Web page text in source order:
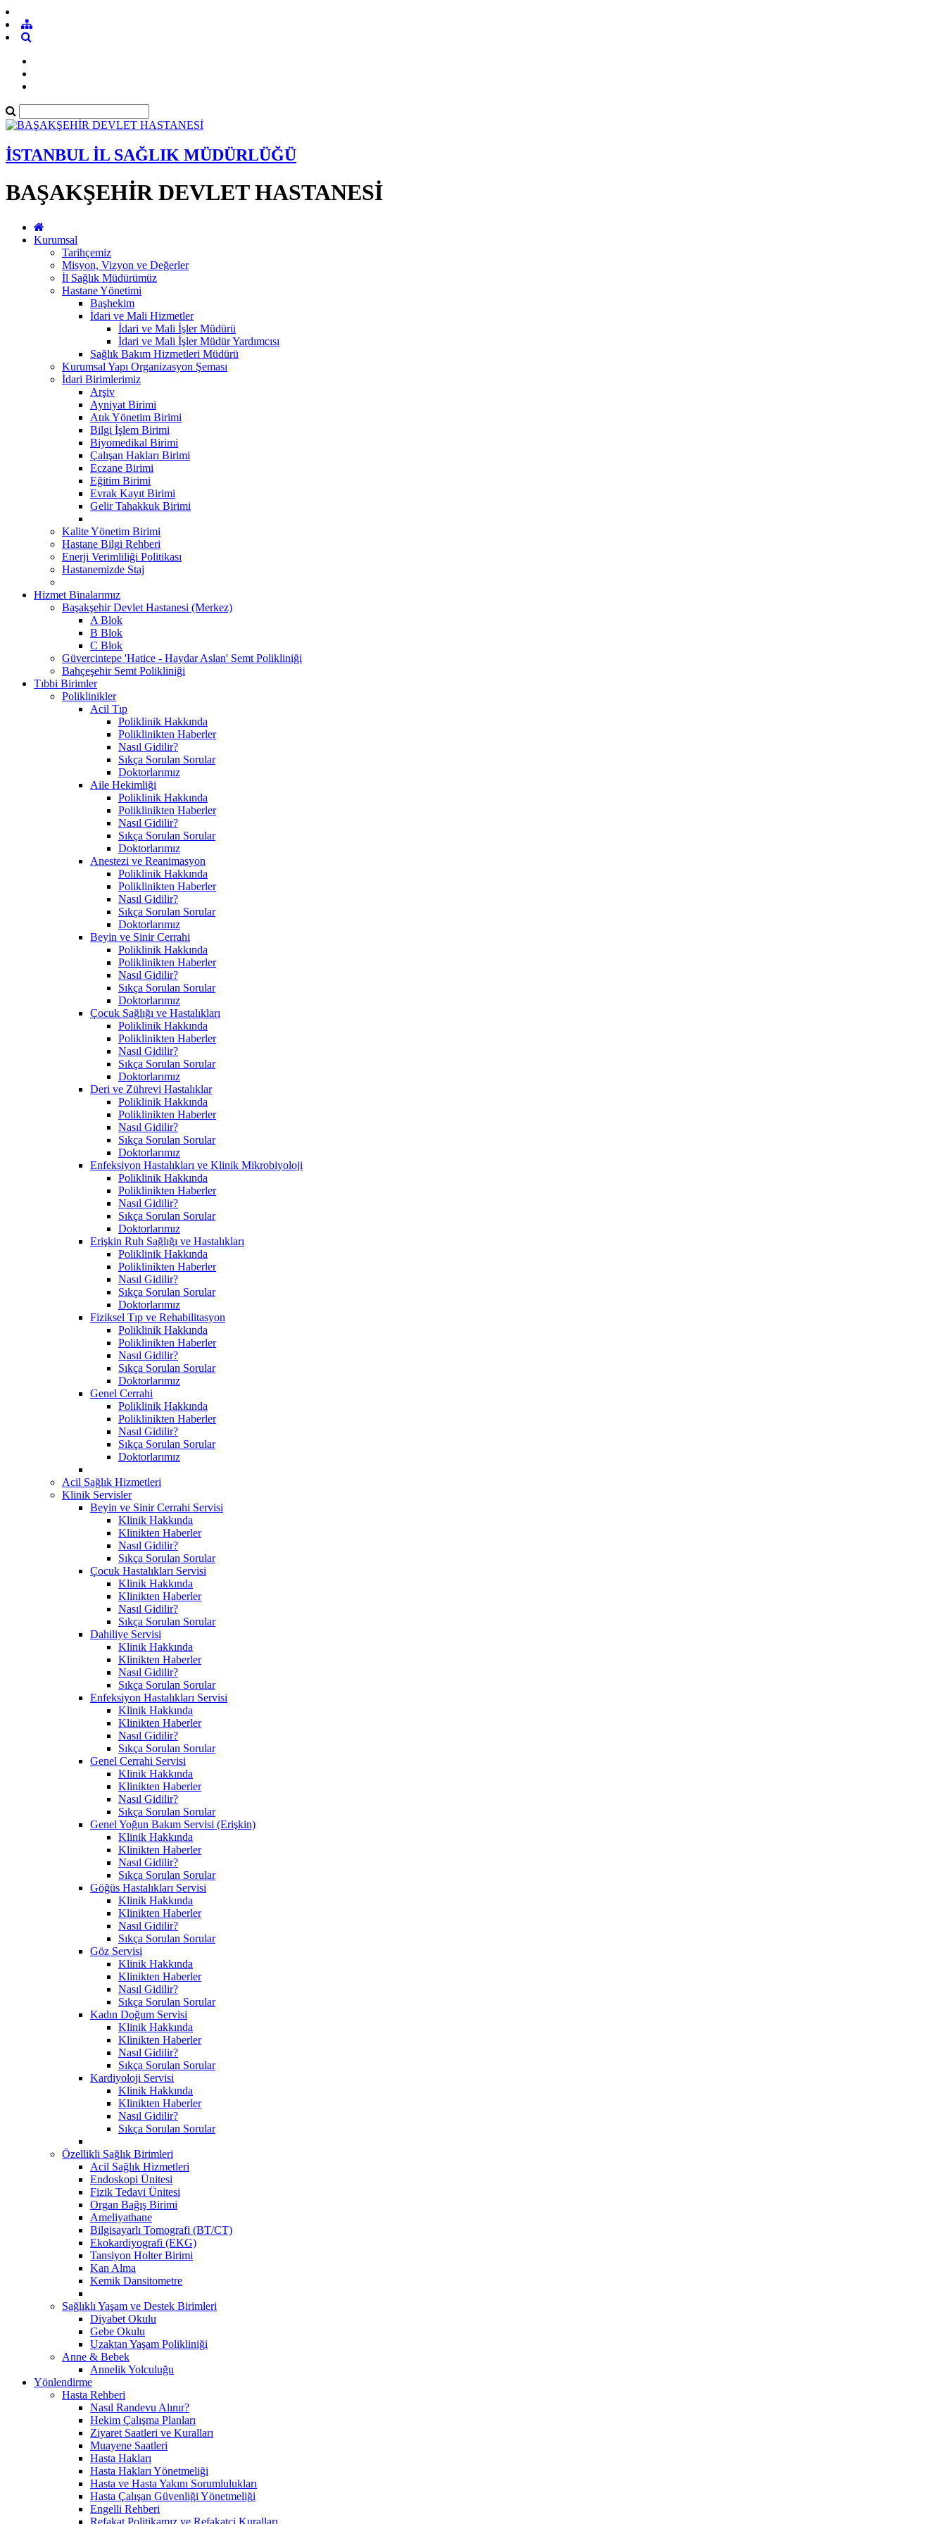
İSTANBUL İL SAĞLIK MÜDÜRLÜĞÜ
BAŞAKŞEHİR DEVLET HASTANESİ
Kurumsal
Tarihçemiz
Misyon, Vizyon ve Değerler
İl Sağlık Müdürümüz
Hastane Yönetimi
Başhekim
İdari ve Mali Hizmetler
İdari ve Mali İşler Müdürü
İdari ve Mali İşler Müdür Yardımcısı
Sağlık Bakım Hizmetleri Müdürü
Kurumsal Yapı Organizasyon Şeması
İdari Birimlerimiz
Arşiv
Ayniyat Birimi
Atık Yönetim Birimi
Bilgi İşlem Birimi
Biyomedikal Birimi
Çalışan Hakları Birimi
Eczane Birimi
Eğitim Birimi
Evrak Kayıt Birimi
Gelir Tahakkuk Birimi
Kalite Yönetim Birimi
Hastane Bilgi Rehberi
Enerji Verimliliği Politikası
Hastanemizde Staj
Hizmet Binalarımız
Başakşehir Devlet Hastanesi (Merkez)
A Blok
B Blok
C Blok
Güvercintepe 'Hatice - Haydar Aslan' Semt Polikliniği
Bahçeşehir Semt Polikliniği
Tıbbi Birimler
Poliklinikler
Acil Tıp
Poliklinik Hakkında
Poliklinikten Haberler
Nasıl Gidilir?
Sıkça Sorulan Sorular
Doktorlarımız
Aile Hekimliği
Poliklinik Hakkında
Poliklinikten Haberler
Nasıl Gidilir?
Sıkça Sorulan Sorular
Doktorlarımız
Anestezi ve Reanimasyon
Poliklinik Hakkında
Poliklinikten Haberler
Nasıl Gidilir?
Sıkça Sorulan Sorular
Doktorlarımız
Beyin ve Sinir Cerrahi
Poliklinik Hakkında
Poliklinikten Haberler
Nasıl Gidilir?
Sıkça Sorulan Sorular
Doktorlarımız
Çocuk Sağlığı ve Hastalıkları
Poliklinik Hakkında
Poliklinikten Haberler
Nasıl Gidilir?
Sıkça Sorulan Sorular
Doktorlarımız
Deri ve Zührevi Hastalıklar
Poliklinik Hakkında
Poliklinikten Haberler
Nasıl Gidilir?
Sıkça Sorulan Sorular
Doktorlarımız
Enfeksiyon Hastalıkları ve Klinik Mikrobiyoloji
Poliklinik Hakkında
Poliklinikten Haberler
Nasıl Gidilir?
Sıkça Sorulan Sorular
Doktorlarımız
Erişkin Ruh Sağlığı ve Hastalıkları
Poliklinik Hakkında
Poliklinikten Haberler
Nasıl Gidilir?
Sıkça Sorulan Sorular
Doktorlarımız
Fiziksel Tıp ve Rehabilitasyon
Poliklinik Hakkında
Poliklinikten Haberler
Nasıl Gidilir?
Sıkça Sorulan Sorular
Doktorlarımız
Genel Cerrahi
Poliklinik Hakkında
Poliklinikten Haberler
Nasıl Gidilir?
Sıkça Sorulan Sorular
Doktorlarımız
Acil Sağlık Hizmetleri
Klinik Servisler
Beyin ve Sinir Cerrahi Servisi
Klinik Hakkında
Klinikten Haberler
Nasıl Gidilir?
Sıkça Sorulan Sorular
Çocuk Hastalıkları Servisi
Klinik Hakkında
Klinikten Haberler
Nasıl Gidilir?
Sıkça Sorulan Sorular
Dahiliye Servisi
Klinik Hakkında
Klinikten Haberler
Nasıl Gidilir?
Sıkça Sorulan Sorular
Enfeksiyon Hastalıkları Servisi
Klinik Hakkında
Klinikten Haberler
Nasıl Gidilir?
Sıkça Sorulan Sorular
Genel Cerrahi Servisi
Klinik Hakkında
Klinikten Haberler
Nasıl Gidilir?
Sıkça Sorulan Sorular
Genel Yoğun Bakım Servisi (Erişkin)
Klinik Hakkında
Klinikten Haberler
Nasıl Gidilir?
Sıkça Sorulan Sorular
Göğüs Hastalıkları Servisi
Klinik Hakkında
Klinikten Haberler
Nasıl Gidilir?
Sıkça Sorulan Sorular
Göz Servisi
Klinik Hakkında
Klinikten Haberler
Nasıl Gidilir?
Sıkça Sorulan Sorular
Kadın Doğum Servisi
Klinik Hakkında
Klinikten Haberler
Nasıl Gidilir?
Sıkça Sorulan Sorular
Kardiyoloji Servisi
Klinik Hakkında
Klinikten Haberler
Nasıl Gidilir?
Sıkça Sorulan Sorular
Özellikli Sağlık Birimleri
Acil Sağlık Hizmetleri
Endoskopi Ünitesi
Fizik Tedavi Ünitesi
Organ Bağış Birimi
Ameliyathane
Bilgisayarlı Tomografi (BT/CT)
Ekokardiyografi (EKG)
Tansiyon Holter Birimi
Kan Alma
Kemik Dansitometre
Sağlıklı Yaşam ve Destek Birimleri
Diyabet Okulu
Gebe Okulu
Uzaktan Yaşam Polikliniği
Anne & Bebek
Annelik Yolculuğu
Yönlendirme
Hasta Rehberi
Nasıl Randevu Alınır?
Hekim Çalışma Planları
Ziyaret Saatleri ve Kuralları
Muayene Saatleri
Hasta Hakları
Hasta Hakları Yönetmeliği
Hasta ve Hasta Yakını Sorumlulukları
Hasta Çalışan Güvenliği Yönetmeliği
Engelli Rehberi
Refakat Politikamız ve Refakatçi Kuralları